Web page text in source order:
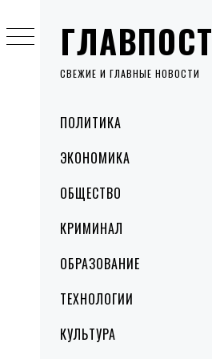
ГЛАВПОСТ
СВЕЖИЕ И ГЛАВНЫЕ НОВОСТИ
MenuПОЛИТИКА
ЭКОНОМИКА
ОБЩЕСТВО
КРИМИНАЛ
ОБРАЗОВАНИЕ
ТЕХНОЛОГИИ
КУЛЬТУРА
to
content